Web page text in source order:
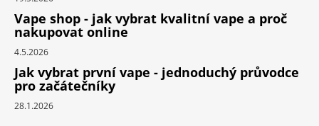
Vape shop - jak vybrat kvalitní vape a proč
nakupovat online
4.5.2026
Jak vybrat první vape - jednoduchý průvodce
pro začátečníky
28.1.2026